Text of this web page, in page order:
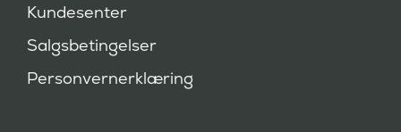
Kundesenter
Salgsbetingelser
Personvernerklæring
e
d